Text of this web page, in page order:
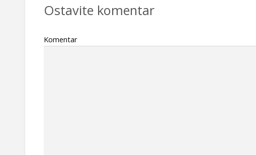
Ostavite komentar
Komentar